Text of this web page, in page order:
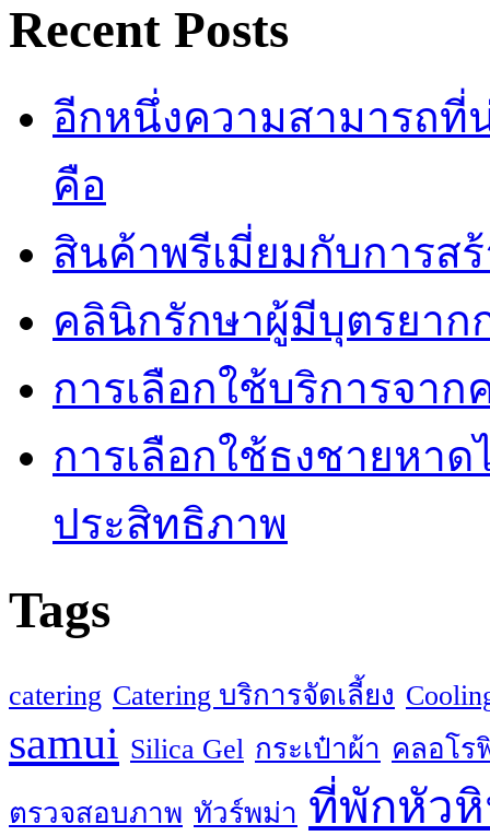
Recent Posts
อีกหนึ่งความสามารถที่
คือ
สินค้าพรีเมี่ยมกับการส
คลินิกรักษาผู้มีบุตรยาก
การเลือกใช้บริการจา
การเลือกใช้ธงชายหาด
ประสิทธิภาพ
Tags
catering Catering บริการจัดเลี้ยง
samui Silica Gel กระเป๋าผ้า คลอโร
ตรวจสอบภาพ ทัวร์พม่า ที่พักหัว